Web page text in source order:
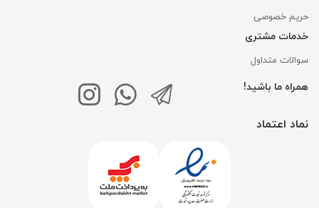
حریم خصوصی
خدمات مشتری
سوالات متداول
همراه ما باشید!
نماد اعتماد